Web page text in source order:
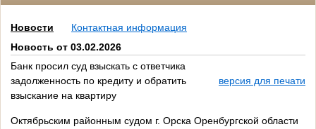
Новости
Контактная информация
Новость от 03.02.2026
Банк просил суд взыскать с ответчика
задолженность по кредиту и обратить
взыскание на квартиру
версия для печати
Октябрьским районным судом г. Орска Оренбургской области